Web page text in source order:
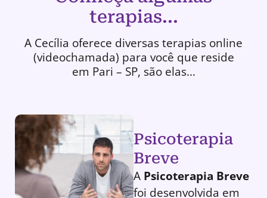
terapias...
A Cecília oferece diversas terapias online
(videochamada) para você que reside
em Pari – SP, são elas...
Psicoterapia
Breve
A Psicoterapia Breve
foi desenvolvida em